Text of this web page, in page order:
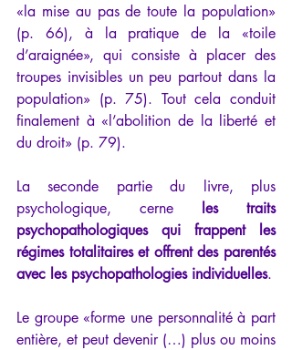
«la mise au pas de toute la population»
(p. 66), à la pratique de la «toile
d’araignée», qui consiste à placer des
troupes invisibles un peu partout dans la
population» (p. 75). Tout cela conduit
finalement à «l’abolition de la liberté et
du droit» (p. 79).
La seconde partie du livre, plus
psychologique, cerne les traits
psychopathologiques qui frappent les
régimes totalitaires et offrent des parentés
avec les psychopathologies individuelles
Le groupe «forme une personnalité à part
entière, et peut devenir (…) plus ou moins